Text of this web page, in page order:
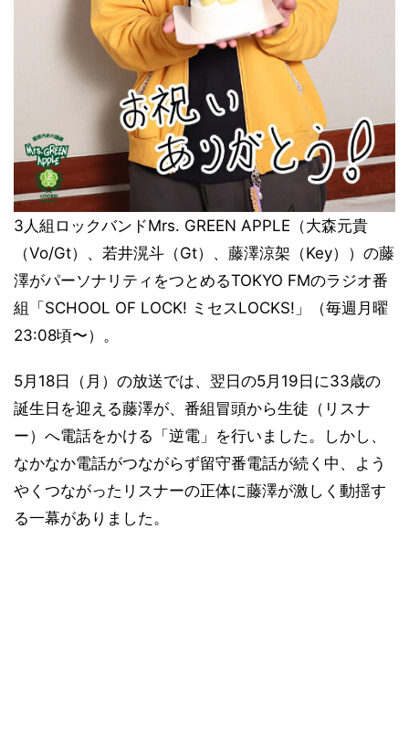
3人組ロックバンドMrs. GREEN APPLE（大森元貴
（Vo/Gt）、若井滉斗（Gt）、藤澤涼架（Key））の藤
澤がパーソナリティをつとめるTOKYO FMのラジオ番
組「SCHOOL OF LOCK! ミセスLOCKS!」（毎週月曜
23:08頃〜）。
5月18日（月）の放送では、翌日の5月19日に33歳の
誕生日を迎える藤澤が、番組冒頭から生徒（リスナ
ー）へ電話をかける「逆電」を行いました。しかし、
なかなか電話がつながらず留守番電話が続く中、よう
やくつながったリスナーの正体に藤澤が激しく動揺す
る一幕がありました。